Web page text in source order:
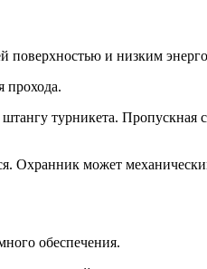
поверхностью и низким
прохода.
турникета. Пропускная
Охранник может
обеспечения.